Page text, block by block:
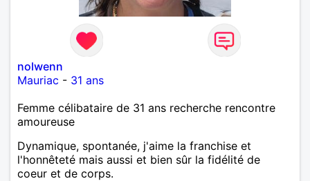
nolwenn
Mauriac - 31 ans
Femme célibataire de 31 ans recherche rencontre
amoureuse
Dynamique, spontanée, j'aime la franchise et
l'honnêteté mais aussi et bien sûr la fidélité de
coeur et de corps.